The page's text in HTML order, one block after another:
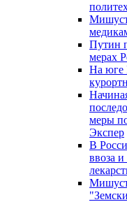
Путин
мерах
На юге
меры
Экспер
В
ввоза